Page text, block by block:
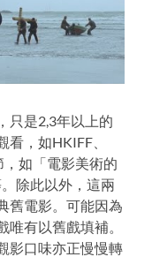
只是2,3年以上的
，如HKIFF、
如「電影美術的
除此以外，這兩
舊電影。可能因為
有以舊戲填補。
影口味亦正慢慢轉